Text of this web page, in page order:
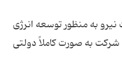
ت21343ه ـ بنا به پیشنهاد وزارت نیرو به منظور توسعه انرژی
به صورت کاملاً دولتی